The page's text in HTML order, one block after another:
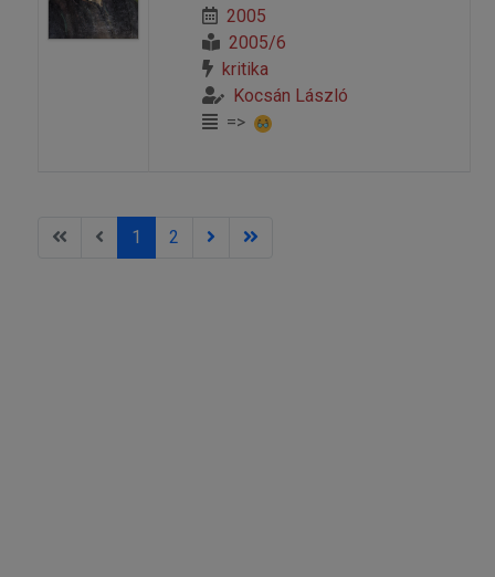
2005
2005/6
kritika
Kocsán László
=>
1 2